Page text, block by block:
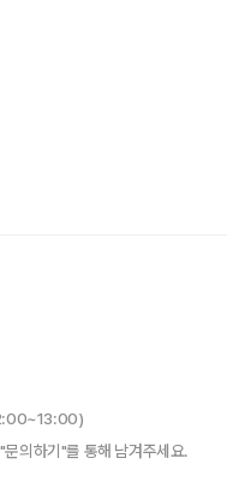
의하기"를 통해 남겨주세요.